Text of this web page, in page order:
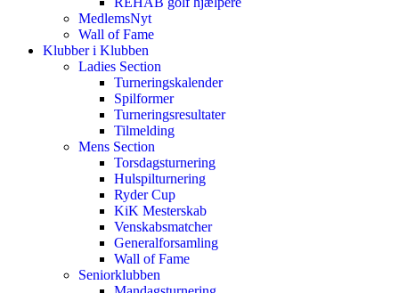
MedlemsNyt
Wall of Fame
Klubber i Klubben
Ladies Section
Turneringskalender
Spilformer
Turneringsresultater
Tilmelding
Mens Section
Torsdagsturnering
Hulspilturnering
Ryder Cup
KiK Mesterskab
Venskabsmatcher
Generalforsamling
Wall of Fame
Seniorklubben